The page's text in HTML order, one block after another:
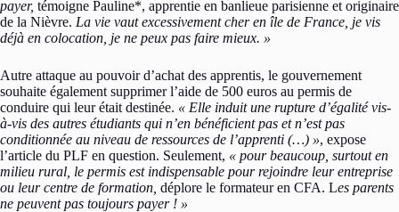
payer, témoigne Pauline*, apprentie en banlieue parisienne et originaire
de la Nièvre. La vie vaut excessivement cher en île de France, je vis
déjà en colocation, je ne peux pas faire mieux. »
Autre attaque au pouvoir d’achat des apprentis, le gouvernement
souhaite également supprimer l’aide de 500 euros au permis de
conduire qui leur était destinée. « Elle induit une rupture d’égalité vis-
à-vis des autres étudiants qui n’en bénéficient pas et n’est pas
conditionnée au niveau de ressources de l’apprenti (…) », expose
l’article du PLF en question. Seulement, « pour beaucoup, surtout en
milieu rural, le permis est indispensable pour rejoindre leur entreprise
ou leur centre de formation, déplore le formateur en CFA. Les parents
ne peuvent pas toujours payer ! »